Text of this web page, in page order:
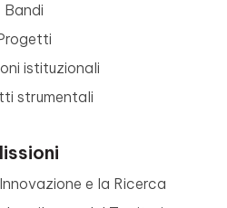
Bandi
istituzionali
strumentali
e la Ricerca